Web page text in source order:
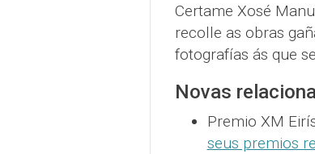
Certame Xosé
recolle as obras
fotografías ás que
Novas
Premio XM
seus premios